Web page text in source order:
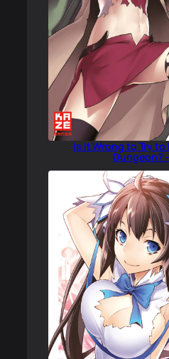
Is It Wrong to Try to
Dungeon?